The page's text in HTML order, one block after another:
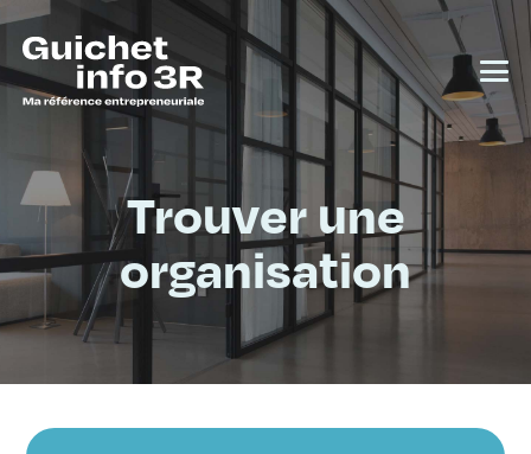
Trouver une
organisation